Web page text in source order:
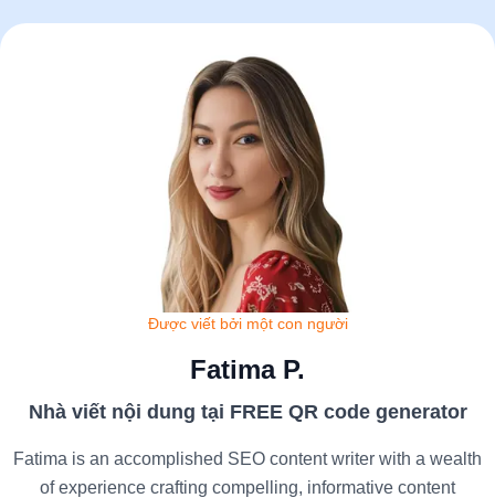
Được viết bởi một con người
Fatima P.
Nhà viết nội dung tại FREE QR code generator
Fatima is an accomplished SEO content writer with a wealth
of experience crafting compelling, informative content